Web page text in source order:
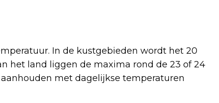
In de kustgebieden wordt het 20
het land liggen de maxima rond de 23 of 24
met dagelijkse temperaturen